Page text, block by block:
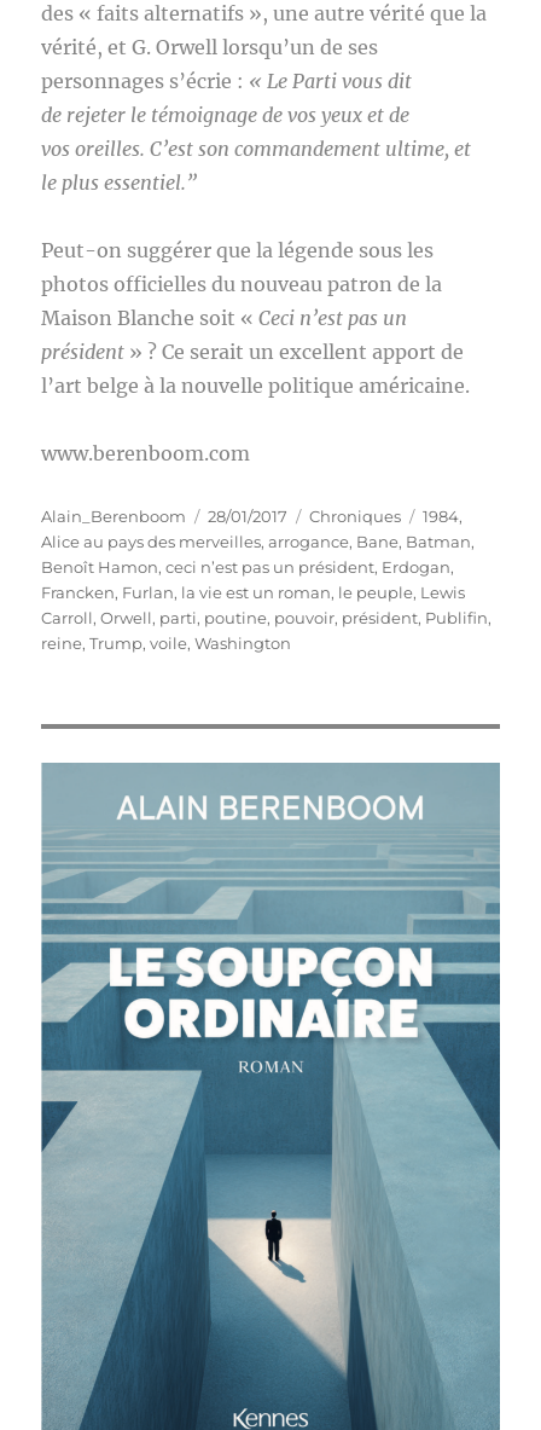
des « faits alternatifs », une autre vérité que la
vérité, et G. Orwell lorsqu’un de ses
personnages s’écrie : « Le Parti vous dit
de rejeter le témoignage de vos yeux et de
vos oreilles. C’est son commandement ultime, et
le plus essentiel.”
Peut-on suggérer que la légende sous les
photos officielles du nouveau patron de la
Maison Blanche soit «Ceci n’est pas un
président » ? Ce serait un excellent apport de
l’art belge à la nouvelle politique américaine.
www.berenboom.com
Auteur
Alain_Berenboom
Publié
le
28/01/2017 Catégories
Chroniques Étiquettes
1984,
Alice au pays des merveilles,arrogance, Bane, Batman,
Benoît Hamon,ceci n’est pas un président, Erdogan,
Francken, Furlan, la vie est un roman, le peuple, Lewis
Carroll,Orwell, parti, poutine, pouvoir, président, Publifin,
reine,Trump,voile,Washington